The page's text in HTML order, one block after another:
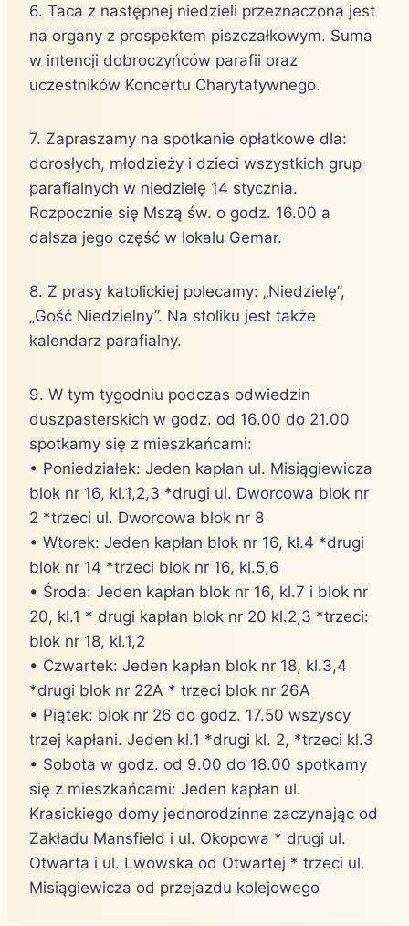
6. Taca z następnej niedzieli przeznaczona jest
na organy z prospektem piszczałkowym. Suma
w intencji dobroczyńców parafii oraz
uczestników Koncertu Charytatywnego.
7. Zapraszamy na spotkanie opłatkowe dla:
dorosłych, młodzieży i dzieci wszystkich grup
parafialnych w niedzielę 14 stycznia.
Rozpocznie się Mszą św. o godz. 16.00 a
dalsza jego część w lokalu Gemar.
8. Z prasy katolickiej polecamy: „Niedzielę”,
„Gość Niedzielny”. Na stoliku jest także
kalendarz parafialny.
9. W tym tygodniu podczas odwiedzin
duszpasterskich w godz. od 16.00 do 21.00
spotkamy się z mieszkańcami:
• Poniedziałek: Jeden kapłan ul. Misiągiewicza
blok nr 16, kl.1,2,3 *drugi ul. Dworcowa blok nr
2 *trzeci ul. Dworcowa blok nr 8
• Wtorek: Jeden kapłan blok nr 16, kl.4 *drugi
blok nr 14 *trzeci blok nr 16, kl.5,6
• Środa: Jeden kapłan blok nr 16, kl.7 i blok nr
20, kl.1 * drugi kapłan blok nr 20 kl.2,3 *trzeci:
blok nr 18, kl.1,2
• Czwartek: Jeden kapłan blok nr 18, kl.3,4
*drugi blok nr 22A * trzeci blok nr 26A
• Piątek: blok nr 26 do godz. 17.50 wszyscy
trzej kapłani. Jeden kl.1 *drugi kl. 2, *trzeci kl.3
• Sobota w godz. od 9.00 do 18.00 spotkamy
się z mieszkańcami: Jeden kapłan ul.
Krasickiego domy jednorodzinne zaczynając od
Zakładu Mansfield i ul. Okopowa * drugi ul.
Otwarta i ul. Lwowska od Otwartej * trzeci ul.
Misiągiewicza od przejazdu kolejowego